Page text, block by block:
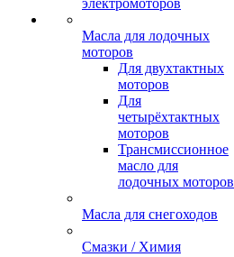
электромоторов
Масла для лодочных
моторов
Для двухтактных
моторов
Для
четырёхтактных
моторов
Трансмиссионное
масло для
лодочных моторов
Масла для снегоходов
Смазки / Химия